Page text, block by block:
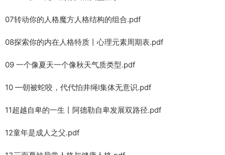
07转动你的人格魔方人格结构的组合.pdf
08探索你的内在人格特质丨心理元素周期表.pdf
09 一个像夏天一个像秋天气质类型.pdf
10 —朝被蛇咬，代代怕井绳I集体无意识.pdf
11超越自卑的一生丨阿德勒自卑发展双路径.pdf
12童年是成人之父.pdf